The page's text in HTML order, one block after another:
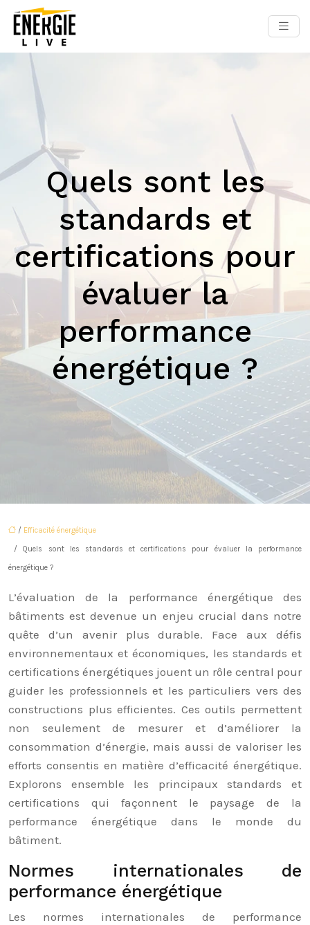
Quels sont les
standards et
certifications pour
évaluer la
performance
énergétique ?
/ Efficacité énergétique
/ Quels sont les standards et certifications pour évaluer la performance
énergétique ?
L’évaluation de la performance énergétique des
bâtiments est devenue un enjeu crucial dans notre
quête d’un avenir plus durable. Face aux défis
environnementaux et économiques, les standards et
certifications énergétiques jouent un rôle central pour
guider les professionnels et les particuliers vers des
constructions plus efficientes. Ces outils permettent
non seulement de mesurer et d’améliorer la
consommation d’énergie, mais aussi de valoriser les
efforts consentis en matière d’efficacité énergétique.
Explorons ensemble les principaux standards et
certifications qui façonnent le paysage de la
performance énergétique dans le monde du
bâtiment.
Normes internationales de
performance énergétique
Les normes internationales de performance